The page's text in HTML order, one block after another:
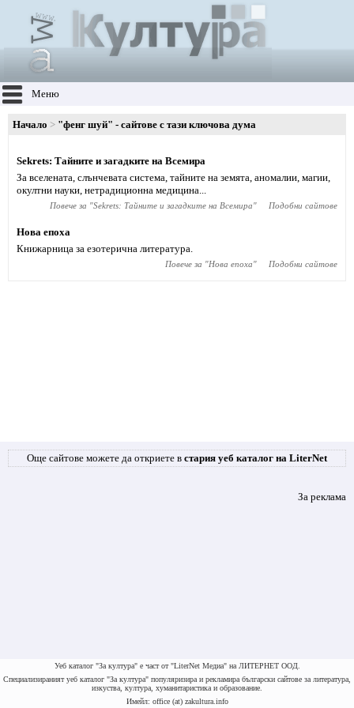
Меню
Начало "фенг шуй" - сайтове с тази ключова дума
Sekrets: Тайните и загадките на Всемира
За вселената, слънчевата система, тайните на земята, аномалии, магии,
окултни науки, нетрадиционна медицина...
Повече за "Sekrets: Тайните и загадките на Всемира" Подобни сайтове
Нова епоха
Книжарница за езотерична литература.
Повече за "Нова епоха" Подобни сайтове
Още сайтове можете да откриете в стария уеб каталог на LiterNet
За реклама
Уеб каталог "За култура" е част от "LiterNet Медиа" на ЛИТЕРНЕТ ООД.
Специализираният уеб каталог "За култура" популяризира и рекламира български сайтове за литература,
изкуства, култура, хуманитаристика и образование.
Имейл: office (at) zakultura.info